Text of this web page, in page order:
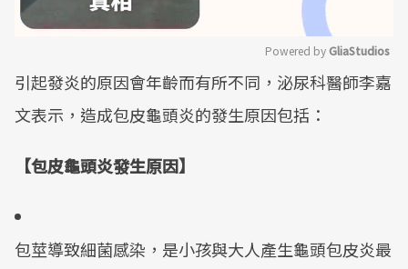
Mute
Powered by GliaStudios
引起發炎的原因會年齡而有所不同，泌尿科醫師李嘉
文表示，造成包皮龜頭炎的發生原因包括：
【包皮龜頭炎發生原因】
包莖導致細菌感染，是小孩與大人產生龜頭包皮炎最